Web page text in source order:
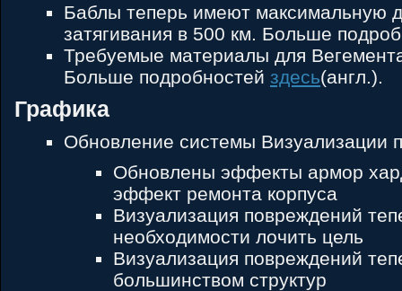
Баблы теперь имеют максимальную
затягивания в 500 км. Больше
Требуемые материалы для
Больше подробностей здесь(англ.).
Графика
Обновление системы Визуализации
Обновлены эффекты армор
эффект ремонта корпуса
Визуализация повреждений
необходимости лочить цель
Визуализация повреждений
большинством структур